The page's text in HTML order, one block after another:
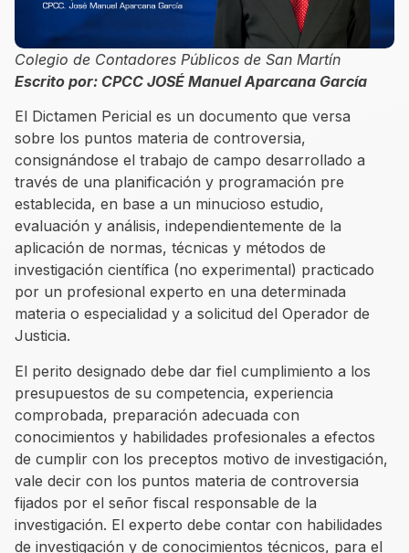
Colegio de Contadores Públicos de San Martín
Escrito por: CPCC JOSÉ Manuel Aparcana García
El Dictamen Pericial es un documento que versa
sobre los puntos materia de controversia,
consignándose el trabajo de campo desarrollado a
través de una planificación y programación pre
establecida, en base a un minucioso estudio,
evaluación y análisis, independientemente de la
aplicación de normas, técnicas y métodos de
investigación científica (no experimental) practicado
por un profesional experto en una determinada
materia o especialidad y a solicitud del Operador de
Justicia.
El perito designado debe dar fiel cumplimiento a los
presupuestos de su competencia, experiencia
comprobada, preparación adecuada con
conocimientos y habilidades profesionales a efectos
de cumplir con los preceptos motivo de investigación,
vale decir con los puntos materia de controversia
fijados por el señor fiscal responsable de la
investigación. El experto debe contar con habilidades
de investigación y de conocimientos técnicos, para el